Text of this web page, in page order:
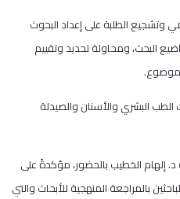
وتشجيع الطلبة على إعداد البحوث
البحث، ومحاولة تحديد وتقييم
طالب من كليات الطب البشري والأسنان والصيدلة
إلهام الخطيب بالحضور، مؤكدةً على
بالمراجعة المنهجية للأبحاث والتي